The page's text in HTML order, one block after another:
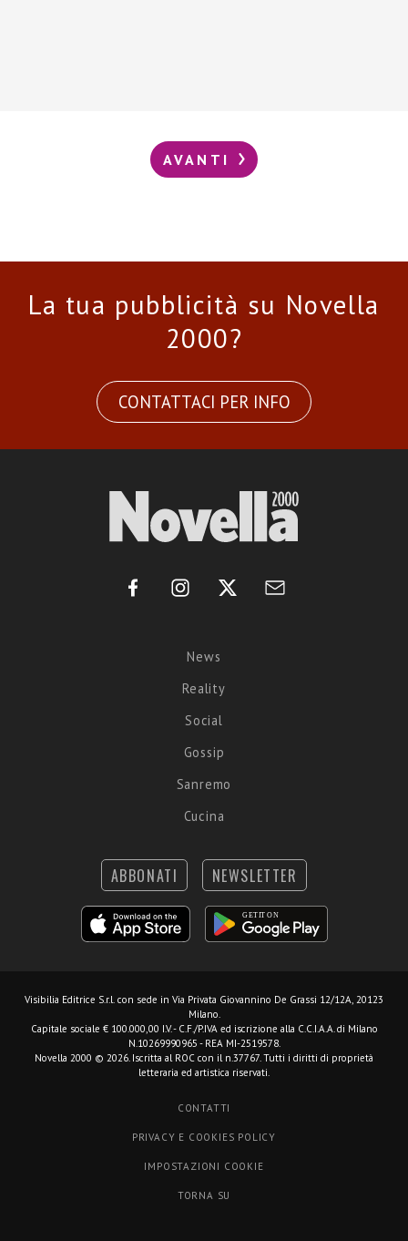
AVANTI
La tua pubblicità su Novella
2000?
CONTATTACI PER INFO
News
Reality
Social
Gossip
Sanremo
Cucina
ABBONATI NEWSLETTER
Visibilia Editrice S.r.l. con sede in Via Privata Giovannino De Grassi 12/12A, 20123
Milano.
Capitale sociale € 100.000,00 I.V. - C.F./P.IVA ed iscrizione alla C.C.I.A.A. di Milano
N.10269990965 - REA MI-2519578.
Novella 2000 © 2026. Iscritta al ROC con il n.37767. Tutti i diritti di proprietà
letteraria ed artistica riservati.
CONTATTI
PRIVACY E COOKIES POLICY
IMPOSTAZIONI COOKIE
TORNA SU